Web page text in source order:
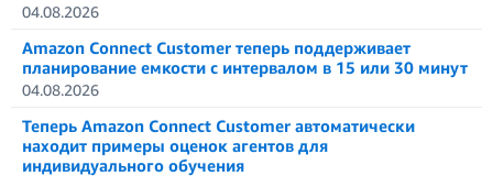
04.08.2026
Amazon Connect Customer теперь поддерживает
планирование емкости с интервалом в 15 или 30 минут
04.08.2026
Теперь Amazon Connect Customer автоматически
находит примеры оценок агентов для
индивидуального обучения